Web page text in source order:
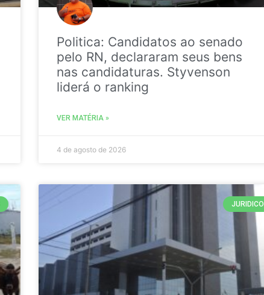
Politica: Candidatos ao senado
pelo RN, declararam seus bens
nas candidaturas. Styvenson
liderá o ranking
VER MATÉRIA »
4 de agosto de 2026
JURIDICO